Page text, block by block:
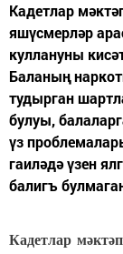
Кадетлар
яшүсмерләр
куллануны
Баланың
тудырган
булуы,
үз
гаиләдә үзен
балигъ
Кадетлар